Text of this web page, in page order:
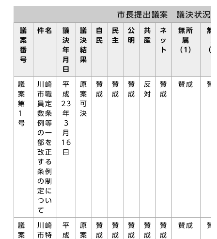
市長提出議案 議決状況
議
案
番
号
件名
議
決
年
月
日
議
決
結
果
自
民
民
主
公
明
共
産
ネ
ッ
ト
無所
属
（1）
無
（
議
案
第
1
号
川崎
市職
員定
数条
例等
の一
部を
改正
する
条例
の制
定に
つい
て
平
成
23
年
3
月
16
日
原
案
可
決
賛
成
賛
成
賛
成
反
対
賛
成
賛成 賛
議
案
川崎
市特
平
成
原
案
賛
成
賛
成
賛
成
賛
成
賛
成
賛成 賛